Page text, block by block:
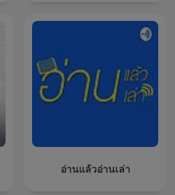
อ่านแล้วอ่านเล่า